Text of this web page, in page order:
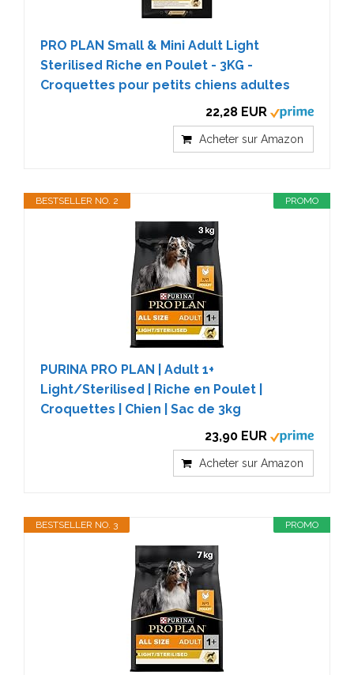
PRO PLAN Small & Mini Adult Light
Sterilised Riche en Poulet - 3KG -
Croquettes pour petits chiens adultes
22,28 EUR
Acheter sur Amazon
PROMO
BESTSELLER NO. 2
PURINA PRO PLAN | Adult 1+
Light/Sterilised | Riche en Poulet |
Croquettes | Chien | Sac de 3kg
23,90 EUR
Acheter sur Amazon
PROMO
BESTSELLER NO. 3